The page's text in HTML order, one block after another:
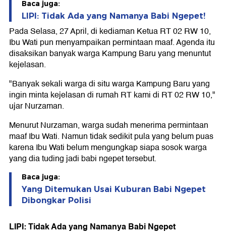
Baca juga:
LIPI: Tidak Ada yang Namanya Babi Ngepet!
Pada Selasa, 27 April, di kediaman Ketua RT 02 RW 10,
Ibu Wati pun menyampaikan permintaan maaf. Agenda itu
disaksikan banyak warga Kampung Baru yang menuntut
kejelasan.
"Banyak sekali warga di situ warga Kampung Baru yang
ingin minta kejelasan di rumah RT kami di RT 02 RW 10,"
ujar Nurzaman.
Menurut Nurzaman, warga sudah menerima permintaan
maaf Ibu Wati. Namun tidak sedikit pula yang belum puas
karena Ibu Wati belum mengungkap siapa sosok warga
yang dia tuding jadi babi ngepet tersebut.
Baca juga:
Yang Ditemukan Usai Kuburan Babi Ngepet
Dibongkar Polisi
LIPI: Tidak Ada yang Namanya Babi Ngepet